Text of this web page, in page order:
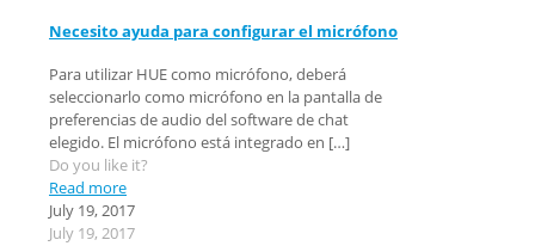
Necesito ayuda para configurar el micrófono
Para utilizar HUE como micrófono, deberá
seleccionarlo como micrófono en la pantalla de
preferencias de audio del software de chat
elegido. El micrófono está integrado en […]
Do you like it?
Read more
July 19, 2017
July 19, 2017